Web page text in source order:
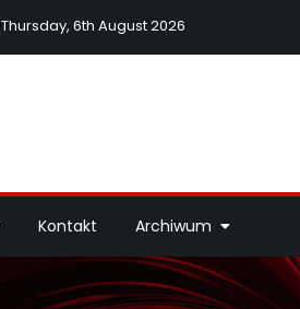
Thursday, 6th August 2026
Kontakt Archiwum